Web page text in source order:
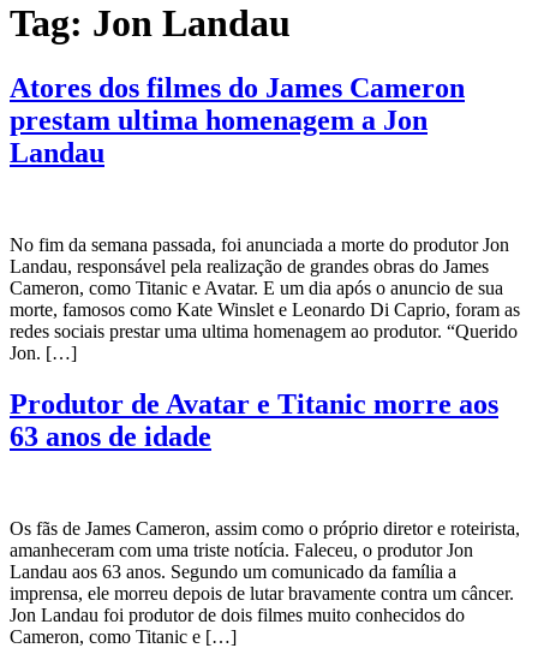
Tag: Jon Landau
Atores dos filmes do James Cameron
prestam ultima homenagem a Jon
Landau
No fim da semana passada, foi anunciada a morte do produtor Jon
Landau, responsável pela realização de grandes obras do James
Cameron, como Titanic e Avatar. E um dia após o anuncio de sua
morte, famosos como Kate Winslet e Leonardo Di Caprio, foram as
redes sociais prestar uma ultima homenagem ao produtor. “Querido
Jon. […]
Produtor de Avatar e Titanic morre aos
63 anos de idade
Os fãs de James Cameron, assim como o próprio diretor e roteirista,
amanheceram com uma triste notícia. Faleceu, o produtor Jon
Landau aos 63 anos. Segundo um comunicado da família a
imprensa, ele morreu depois de lutar bravamente contra um câncer.
Jon Landau foi produtor de dois filmes muito conhecidos do
Cameron, como Titanic e […]